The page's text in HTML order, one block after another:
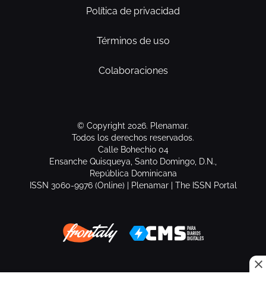
Política de privacidad
Términos de uso
Colaboraciones
© Copyright 2026. Plenamar.
Todos los derechos reservados.
Calle Bohechio 04
Ensanche Quisqueya, Santo Domingo, D.N.,
República Dominicana
ISSN 3060-9976 (Online) | Plenamar | The ISSN Portal